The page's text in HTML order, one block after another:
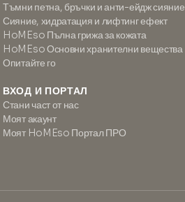
Тъмни петна, бръчки и анти-ейдж сияние
Сияние, хидратация и лифтинг ефект
HoMEso Пълна грижа за кожата
HoMEso Основни хранителни вещества
Опитайте го
ВХОД И ПОРТАЛ
Стани част от нас
Моят акаунт
Моят HoMEso Портал ПРО